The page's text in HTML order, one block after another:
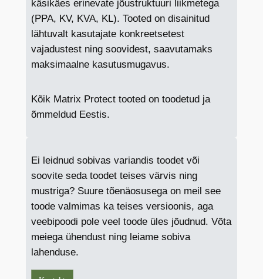
käsikäes erinevate jõustruktuuri liikmetega
(PPA, KV, KVA, KL). Tooted on disainitud
lähtuvalt kasutajate konkreetsetest
vajadustest ning soovidest, saavutamaks
maksimaalne kasutusmugavus.
Kõik Matrix Protect tooted on toodetud ja
õmmeldud Eestis.
Ei leidnud sobivas variandis toodet või
soovite seda toodet teises värvis ning
mustriga? Suure tõenäosusega on meil see
toode valmimas ka teises versioonis, aga
veebipoodi pole veel toode üles jõudnud. Võta
meiega ühendust ning leiame sobiva
lahenduse.